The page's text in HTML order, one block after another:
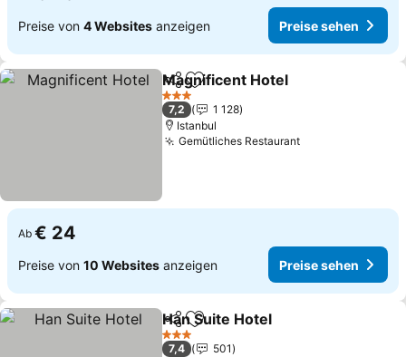
Preise von 4 Websites anzeigen Preise sehen
TeilenZu Favoriten hinzufügen
Magnificent Hotel
3 Sterne
7,2
1 128
Istanbul
Gemütliches Restaurant
Ab € 24
Preise von 10 Websites anzeigen Preise sehen
TeilenZu Favoriten hinzufügen
Han Suite Hotel
3 Sterne
7,4
501